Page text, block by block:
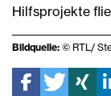
Hilfsprojekte
Bildquelle: © RTL/